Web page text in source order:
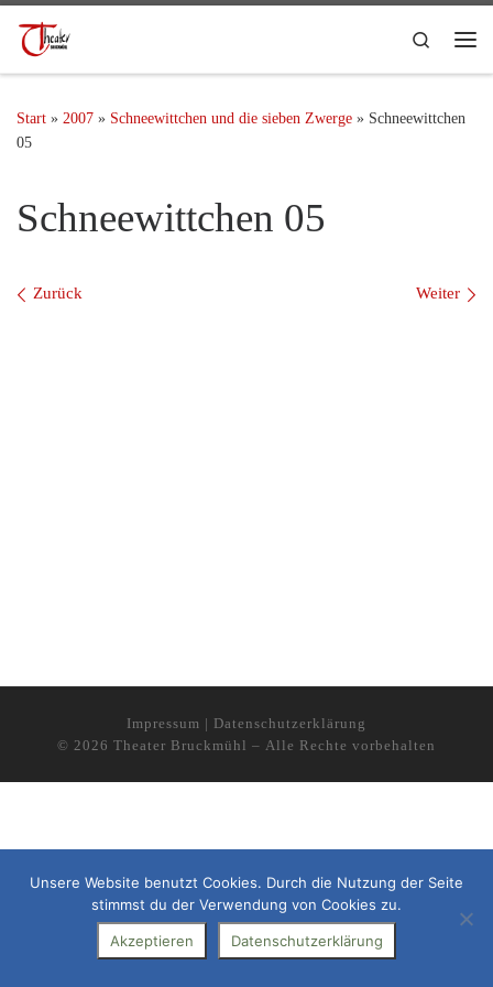
Search
Start » 2007 » Schneewittchen und die sieben Zwerge » Schneewittchen
05
Schneewittchen 05
Bilder Navigation
Zurück Weiter
Impressum | Datenschutzerklärung
© 2026 Theater Bruckmühl – Alle Rechte vorbehalten
Unsere Website benutzt Cookies. Durch die Nutzung der Seite
stimmst du der Verwendung von Cookies zu.
Akzeptieren Datenschutzerklärung